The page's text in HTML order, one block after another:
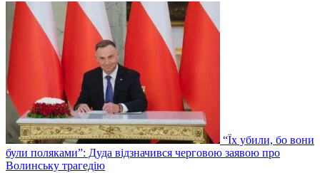
“Їх убили, бо вони
були поляками”: Дуда відзначився черговою заявою про
Волинську трагедію